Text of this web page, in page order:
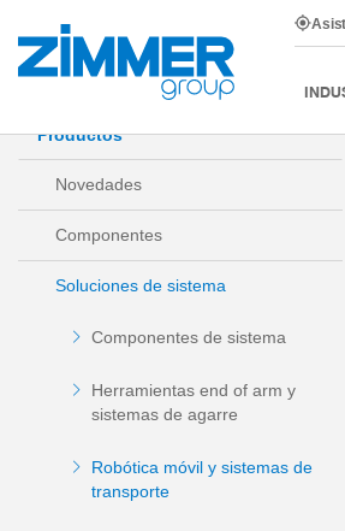
Inicio Productos Soluciones
Productos
Novedades
Componentes
Soluciones de sistema
Componentes de sistema
Herramientas end of arm y
sistemas de agarre
Robótica móvil y sistemas de
transporte